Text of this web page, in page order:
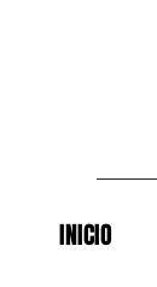
INICIO